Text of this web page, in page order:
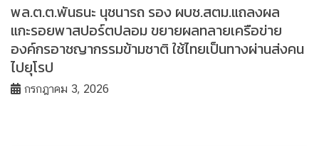
พล.ต.ต.พันธนะ นุชนารถ รอง ผบช.สตม.แถลงผล
แกะรอยพาสปอร์ตปลอม ขยายผลทลายเครือข่าย
องค์กรอาชญากรรมข้ามชาติ ใช้ไทยเป็นทางผ่านส่งคน
ไปยุโรป
กรกฎาคม 3, 2026